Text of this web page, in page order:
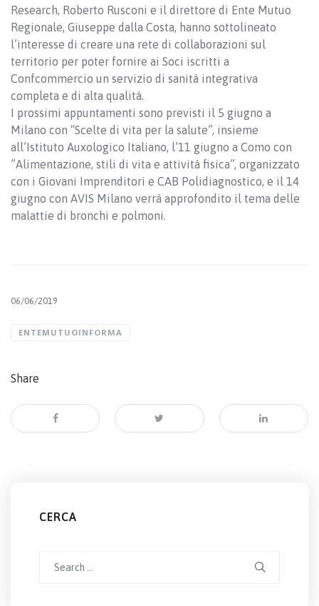
Research, Roberto Rusconi e il direttore di Ente Mutuo
Regionale, Giuseppe dalla Costa, hanno sottolineato
l’interesse di creare una rete di collaborazioni sul
territorio per poter fornire ai Soci iscritti a
Confcommercio un servizio di sanità integrativa
completa e di alta qualità.
I prossimi appuntamenti sono previsti il 5 giugno a
Milano con “Scelte di vita per la salute”, insieme
all’Istituto Auxologico Italiano, l’11 giugno a Como con
”Alimentazione, stili di vita e attività fisica”, organizzato
con i Giovani Imprenditori e CAB Polidiagnostico, e il 14
giugno con AVIS Milano verrà approfondito il tema delle
malattie di bronchi e polmoni.
06/06/2019
ENTEMUTUOINFORMA
Share
CERCA